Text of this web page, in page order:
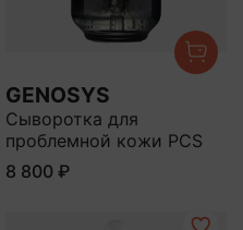
GENOSYS
Сыворотка для
проблемной кожи PCS
8 800 ₽